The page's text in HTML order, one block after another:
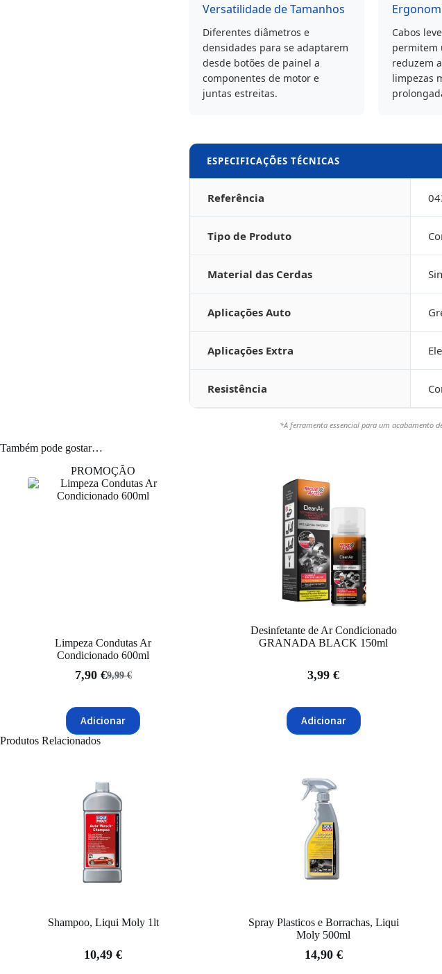
Versatilidade de Tamanhos
Diferentes diâmetros e
densidades para se adaptarem
desde botões de painel a
componentes de motor e
juntas estreitas.
Cabos
permitem
reduzem
limpezas
ESPECIFICAÇÕES TÉCNICAS
Referência
Tipo de Produto
Material das Cerdas
Aplicações Auto
Aplicações Extra
Resistência
*A ferramenta essencial para um acabamento
Também pode gostar…
PROMOÇÃO
Limpeza Condutas Ar
Condicionado 600ml
9,99€
O
original
era:
9,99 €.
7,90 €
O
atual
é:
7,90 €.
Adicionar
Desinfetante de Ar Condicionado
GRANADA BLACK 150ml
3,99€
Adicionar
Produtos Relacionados
Shampoo, Liqui Moly 1lt
10,49€
Spray Plasticos e Borrachas, Liqui
Moly 500ml
14,90 €